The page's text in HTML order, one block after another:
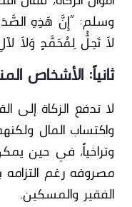
وسلم: “إِنَّ هَذِهِ
لاَ تَحِلُّ لِمُحَمَّدٍ وَلاَ
ثانياً: الأشخاص
لا تدفع الزكاة إلى
واكتساب المال
وتراخياً، في حين
مصروفه رغم
الفقير والمسكين.